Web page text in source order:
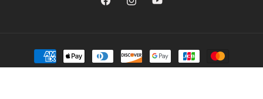
FacebookInstagramYouTube
Metode
de